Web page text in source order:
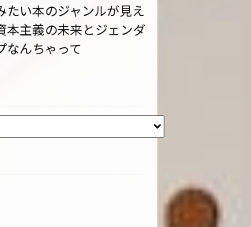
たい本のジャンルが見え
本主義の未来とジェンダ
なんちゃって